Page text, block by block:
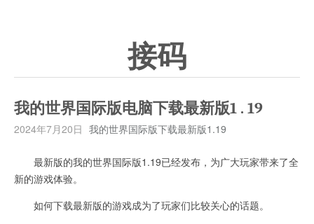
接码
我的世界国际版电脑下载最新版1 . 19
2024年7月20日 我的世界国际版下载最新版1.19
最新版的我的世界国际版1.19已经发布，为广大玩家带来了全
新的游戏体验。
如何下载最新版的游戏成为了玩家们比较关心的话题。